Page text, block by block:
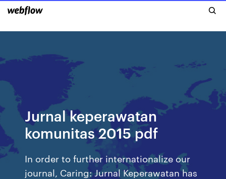
Jurnal keperawatan
komunitas 2015 pdf
In order to further internationalize our
journal, Caring: Jurnal Keperawatan has